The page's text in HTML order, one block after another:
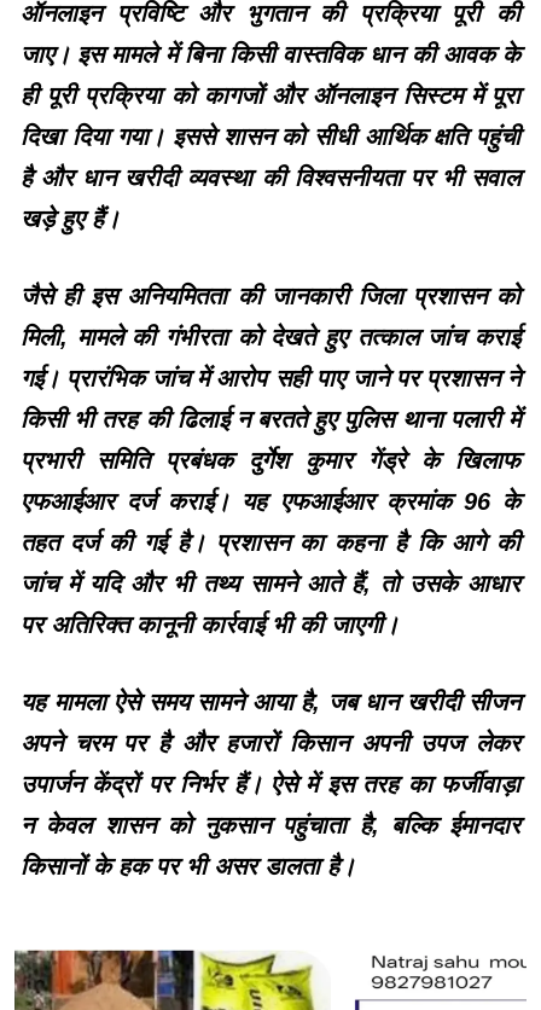
ऑनलाइन प्रविष्टि और भुगतान की प्रक्रिया पूरी की
जाए। इस मामले में बिना किसी वास्तविक धान की आवक के
ही पूरी प्रक्रिया को कागजों और ऑनलाइन सिस्टम में पूरा
दिखा दिया गया। इससे शासन को सीधी आर्थिक क्षति पहुंची
है और धान खरीदी व्यवस्था की विश्वसनीयता पर भी सवाल
खड़े हुए हैं।
जैसे ही इस अनियमितता की जानकारी जिला प्रशासन को
मिली, मामले की गंभीरता को देखते हुए तत्काल जांच कराई
गई। प्रारंभिक जांच में आरोप सही पाए जाने पर प्रशासन ने
किसी भी तरह की ढिलाई न बरतते हुए पुलिस थाना पलारी में
प्रभारी समिति प्रबंधक दुर्गेश कुमार गेंड्रे के खिलाफ
एफआईआर दर्ज कराई। यह एफआईआर क्रमांक 96 के
तहत दर्ज की गई है। प्रशासन का कहना है कि आगे की
जांच में यदि और भी तथ्य सामने आते हैं, तो उसके आधार
पर अतिरिक्त कानूनी कार्रवाई भी की जाएगी।
यह मामला ऐसे समय सामने आया है, जब धान खरीदी सीजन
अपने चरम पर है और हजारों किसान अपनी उपज लेकर
उपार्जन केंद्रों पर निर्भर हैं। ऐसे में इस तरह का फर्जीवाड़ा
न केवल शासन को नुकसान पहुंचाता है, बल्कि ईमानदार
किसानों के हक पर भी असर डालता है।